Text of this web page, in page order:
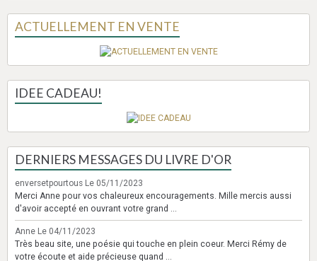
ACTUELLEMENT EN VENTE
IDEE CADEAU!
DERNIERS MESSAGES DU LIVRE D'OR
enversetpourtous Le 05/11/2023
Merci Anne pour vos chaleureux encouragements. Mille mercis aussi
d'avoir accepté en ouvrant votre grand ...
Anne Le 04/11/2023
Très beau site, une poésie qui touche en plein coeur. Merci Rémy de
votre écoute et aide précieuse quand ...